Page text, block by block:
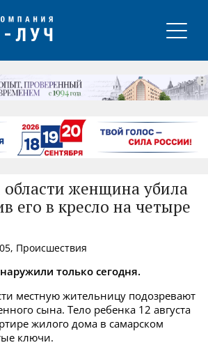
области женщина убила
его в кресло на четыре
Происшествия
только сегодня.
местную жительницу подозревают
сына. Тело ребенка 12 августа
жилого дома в самарском
ключи.